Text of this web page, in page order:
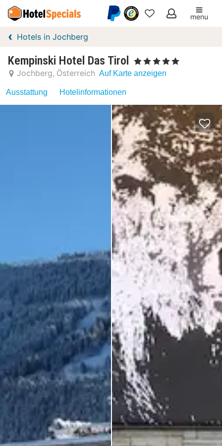
Meine
menu
Hotels in Jochberg
Kempinski Hotel Das Tirol , 5 Sterne
Jochberg Österreich Auf Karte anzeigen
Ausstattung Hotelinformationen